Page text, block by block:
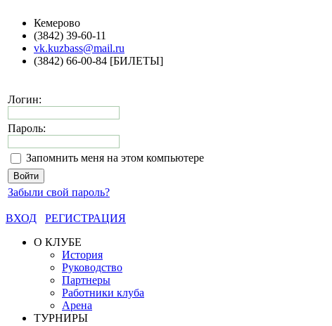
Кемерово
(3842) 39-60-11
vk.kuzbass@mail.ru
(3842) 66-00-84 [БИЛЕТЫ]
Логин:
Пароль:
Запомнить меня на этом компьютере
Забыли свой пароль?
ВХОД
РЕГИСТРАЦИЯ
О КЛУБЕ
История
Руководство
Партнеры
Работники клуба
Арена
ТУРНИРЫ